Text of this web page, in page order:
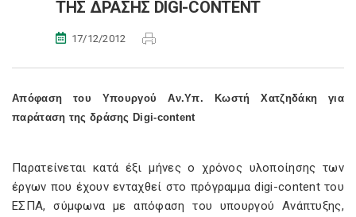
ΤΗΣ ΔΡΑΣΗΣ DIGI-CONTENT
17/12/2012
Απόφαση του Υπουργού Αν.Υπ. Κωστή Χατζηδάκη για
παράταση της δράσης Digi-content
Παρατείνεται κατά έξι μήνες ο χρόνος υλοποίησης των
έργων που έχουν ενταχθεί στο πρόγραμμα digi-content του
ΕΣΠΑ, σύμφωνα με απόφαση του υπουργού Ανάπτυξης,